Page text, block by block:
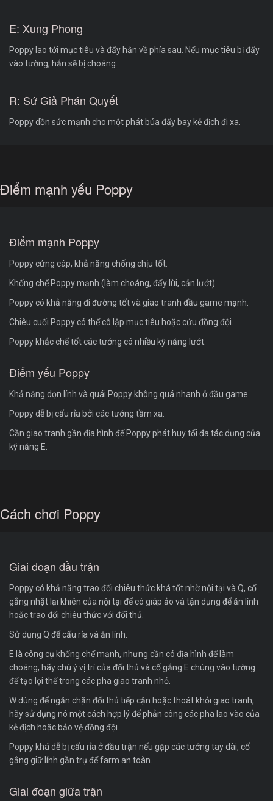
E: Xung Phong
Poppy lao tới mục tiêu và đẩy hắn về phía sau. Nếu mục tiêu bị đẩy
vào tường, hắn sẽ bị choáng.
R: Sứ Giả Phán Quyết
Poppy dồn sức mạnh cho một phát búa đẩy bay kẻ địch đi xa.
Điểm mạnh yếu Poppy
Điểm mạnh Poppy
Poppy cứng cáp, khả năng chống chịu tốt.
Khống chế Poppy mạnh (làm choáng, đẩy lùi, cản lướt).
Poppy có khả năng đi đường tốt và giao tranh đầu game mạnh.
Chiêu cuối Poppy có thể cô lập mục tiêu hoặc cứu đồng đội.
Poppy khắc chế tốt các tướng có nhiều kỹ năng lướt.
Điểm yếu Poppy
Khả năng dọn lính và quái Poppy không quá nhanh ở đầu game.
Poppy dễ bị cấu rỉa bởi các tướng tầm xa.
Cần giao tranh gần địa hình để Poppy phát huy tối đa tác dụng của
kỹ năng E.
Cách chơi Poppy
Giai đoạn đầu trận
Poppy có khả năng trao đổi chiêu thức khá tốt nhờ nội tại và Q, cố
gắng nhặt lại khiên của nội tại để có giáp ảo và tận dụng để ăn lính
hoặc trao đổi chiêu thức với đối thủ.
Sử dụng Q để cấu rỉa và ăn lính.
E là công cụ khống chế mạnh, nhưng cần có địa hình để làm
choáng, hãy chú ý vị trí của đối thủ và cố gắng E chúng vào tường
để tạo lợi thế trong các pha giao tranh nhỏ.
W dùng để ngăn chặn đối thủ tiếp cận hoặc thoát khỏi giao tranh,
hãy sử dụng nó một cách hợp lý để phản công các pha lao vào của
kẻ địch hoặc bảo vệ đồng đội.
Poppy khá dễ bị cấu rỉa ở đầu trận nếu gặp các tướng tay dài, cố
gắng giữ lính gần trụ để farm an toàn.
Giai đoạn giữa trận